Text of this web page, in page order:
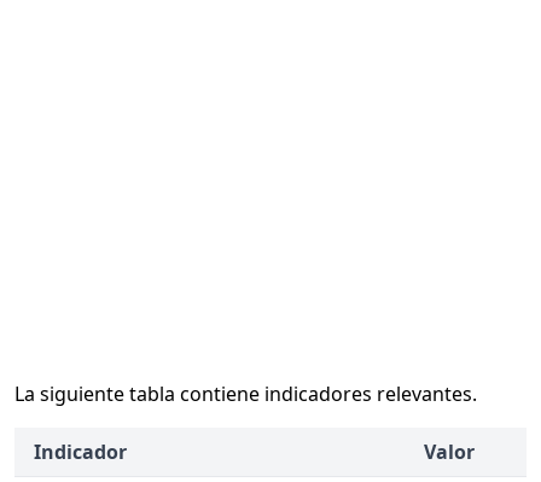
La siguiente tabla contiene indicadores relevantes.
Indicador Valor